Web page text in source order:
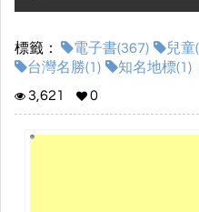
標籤： 電子書(367) 兒童
台灣名勝(1)
知名地標(1)
3,621 0